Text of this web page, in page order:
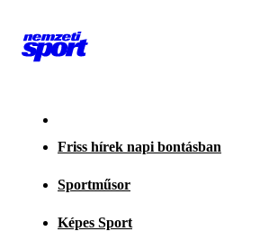
Friss hírek napi bontásban
Sportműsor
Képes Sport